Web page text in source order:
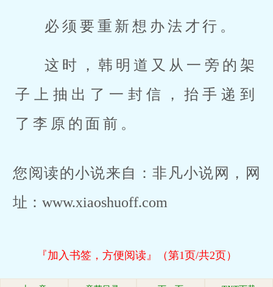
必须要重新想办法才行。
这时，韩明道又从一旁的架
子上抽出了一封信，抬手递到
了李原的面前。
您阅读的小说来自：非凡小说网，网
址：www.xiaoshuoff.com
『加入书签，方便阅读』（第1页/共2页）